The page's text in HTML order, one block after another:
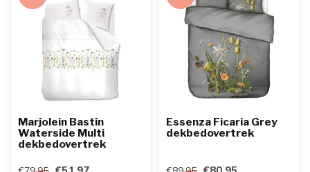
Marjolein Bastin
Waterside Multi
dekbedovertrek
Essenza Ficaria Grey
dekbedovertrek